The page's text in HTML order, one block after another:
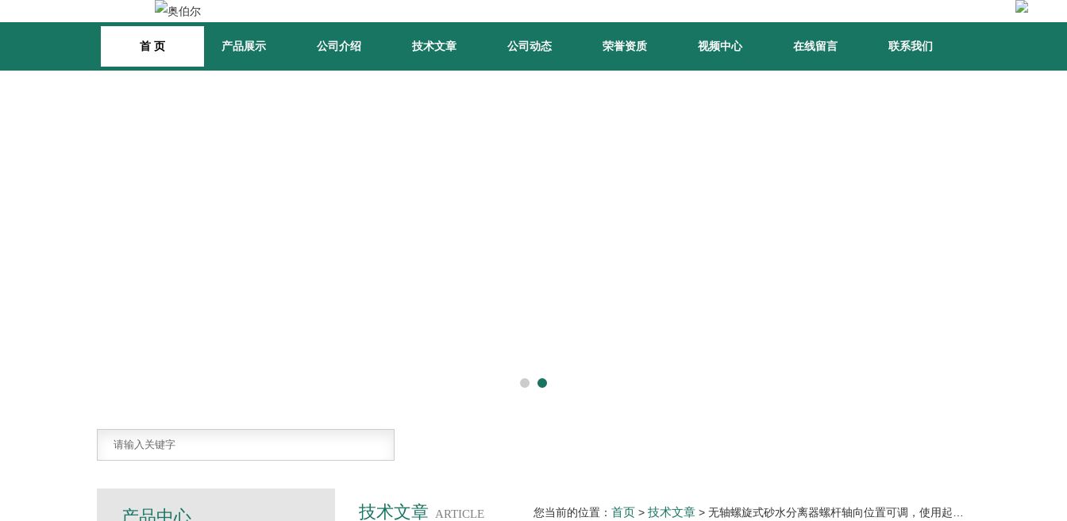
首 页 产品展示 公司介绍 技术文章 公司动态 荣誉资质 视频中心 在线留言 联系我们
技术文章 ARTICLE 您当前的位置： 首页 > 技术文章 > 无轴螺旋式砂水分离器螺杆轴向位置可调，使用起来更方便了
产品中心